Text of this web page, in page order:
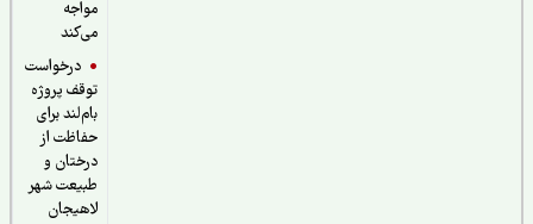
درخواست
توقف پروژه
بام‌لند برای
حفاظت از
درختان و
طبیعت شهر
لاهیجان